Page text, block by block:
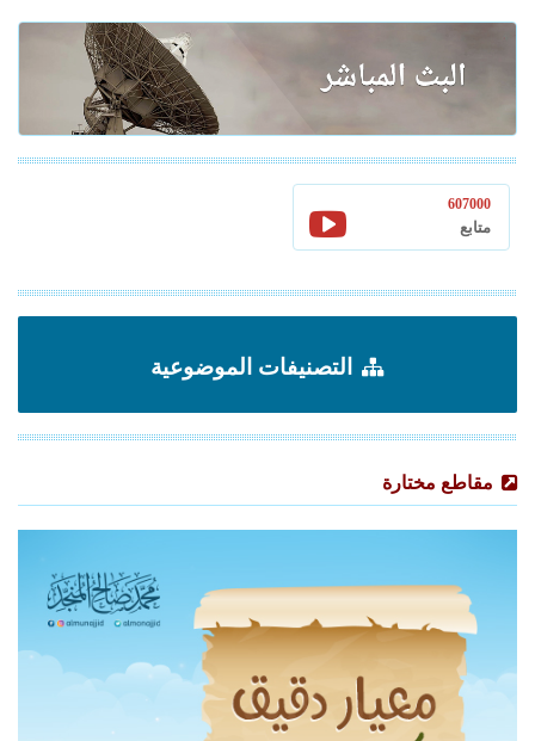
607000
متابع
التصنيفات الموضوعية
مقاطع مختارة